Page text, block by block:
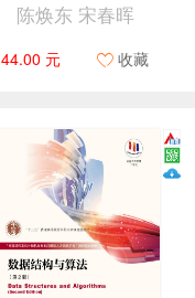
陈焕东 宋春晖
44.00 元 收藏